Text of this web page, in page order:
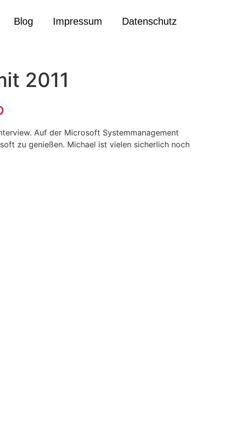
Blog Impressum Datenschutz
2011
Auf der Microsoft Systemmanagement
zu genießen. Michael ist vielen sicherlich noch